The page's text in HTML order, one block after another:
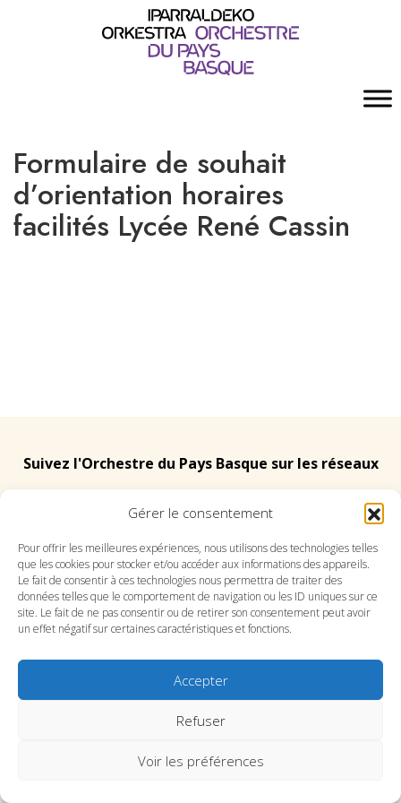
Gérer le consentement
Pour offrir les meilleures expériences, nous utilisons des technologies telles
que les cookies pour stocker et/ou accéder aux informations des appareils.
Le fait de consentir à ces technologies nous permettra de traiter des
données telles que le comportement de navigation ou les ID uniques sur ce
site. Le fait de ne pas consentir ou de retirer son consentement peut avoir
un effet négatif sur certaines caractéristiques et fonctions.
Accepter
Refuser
Voir les préférences
Formulaire de souhait
d’orientation horaires
facilités Lycée René Cassin
Suivez l'Orchestre du Pays Basque sur les réseaux
Suivez le conservatoire du Pays Basque sur les
réseaux
SITE DE L’ORCHESTRE
SITE DU CONSERVATOIRE
MENTIONS LÉGALES